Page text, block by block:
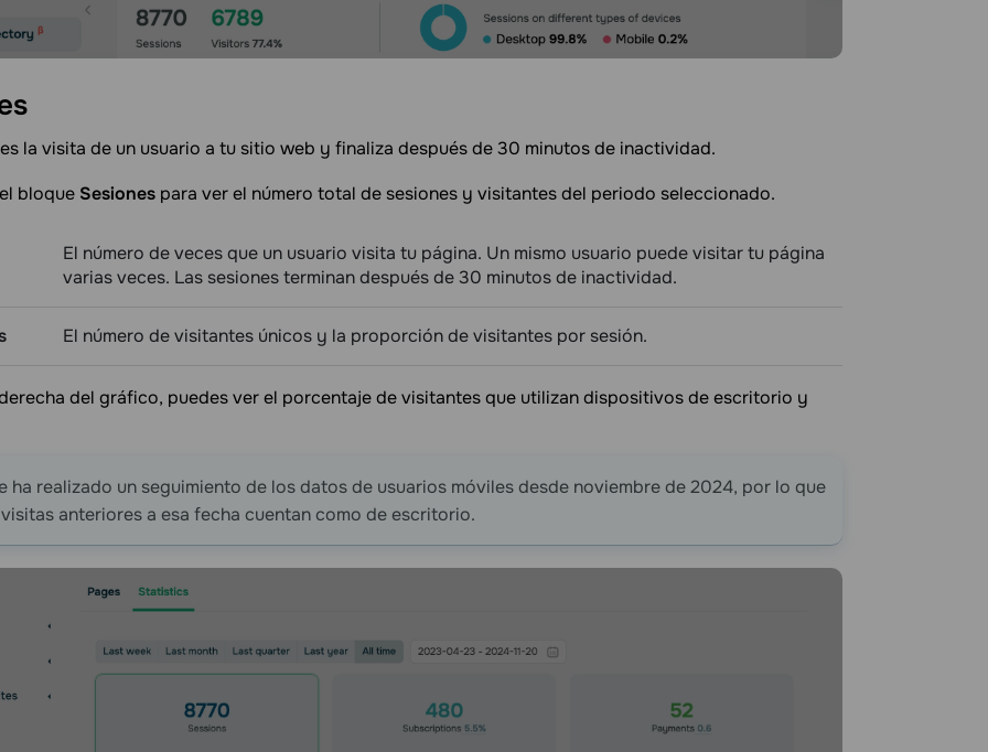
la visita de un usuario a tu sitio web y finaliza después de 30 minutos de inactividad.
bloque Sesiones para ver el número total de sesiones y visitantes del periodo seleccionado.
El número de veces que un usuario visita tu página. Un mismo usuario puede visitar tu página
varias veces. Las sesiones terminan después de 30 minutos de inactividad.
El número de visitantes únicos y la proporción de visitantes por sesión.
del gráfico, puedes ver el porcentaje de visitantes que utilizan dispositivos de escritorio y
ha realizado un seguimiento de los datos de usuarios móviles desde noviembre de 2024, por lo que
anteriores a esa fecha cuentan como de escritorio.